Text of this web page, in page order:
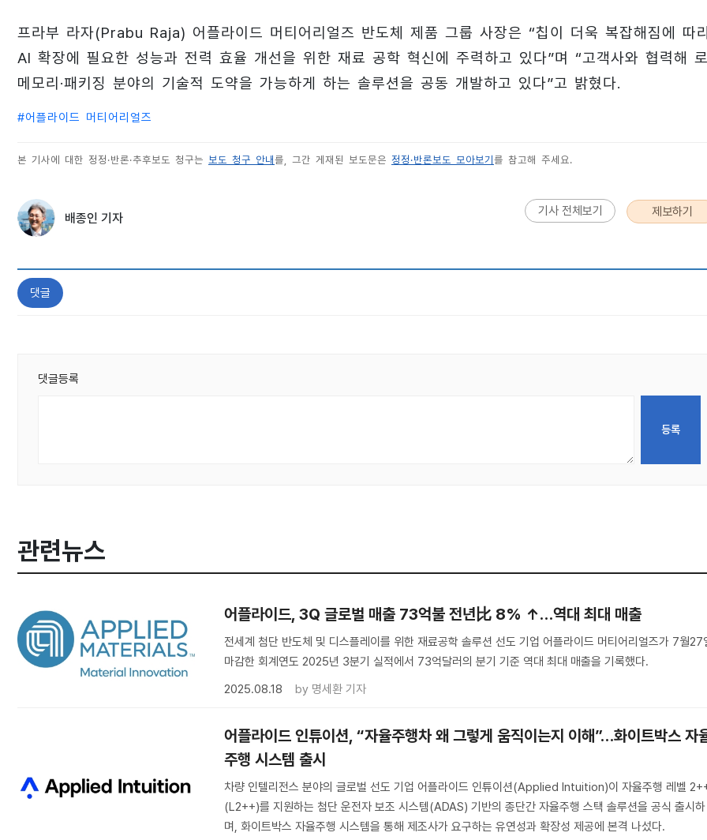
프라부 라자(Prabu Raja) 어플라이드 머티어리얼즈 반도체 제품 그룹 사장은 “칩이 더욱 복잡해짐에 따
AI 확장에 필요한 성능과 전력 효율 개선을 위한 재료 공학 혁신에 주력하고 있다”며 “고객사와 협력해 로
메모리·패키징 분야의 기술적 도약을 가능하게 하는 솔루션을 공동 개발하고 있다”고 밝혔다.
#어플라이드 머티어리얼즈
본 기사에 대한 정정·반론·추후보도 청구는 보도 청구 안내 를, 그간 게재된 보도문은 정정·반론보도 모아보기 를 참고해 주세요.
배종인 기자 기사 전체보기 제보하기
댓글
댓글등록
관련뉴스
어플라이드, 3Q 글로벌 매출 73억불 전년比 8% ↑…역대 최대 매출
전세계 첨단 반도체 및 디스플레이를 위한 재료공학 솔루션 선도 기업 어플라이드 머티어리얼즈가 7월27
마감한 회계연도 2025년 3분기 실적에서 73억달러의 분기 기준 역대 최대 매출을 기록했다.
2025.08.18
by 명세환 기자
어플라이드 인튜이션, “자율주행차 왜 그렇게 움직이는지 이해”…화이트박스 자
주행 시스템 출시
차량 인텔리전스 분야의 글로벌 선도 기업 어플라이드 인튜이션(Applied Intuition)이 자율주행 레벨
(L2++)를 지원하는 첨단 운전자 보조 시스템(ADAS) 기반의 종단간 자율주행 스택 솔루션을 공식 출시하
며, 화이트박스 자율주행 시스템을 통해 제조사가 요구하는 유연성과 확장성 제공에 본격 나섰다.